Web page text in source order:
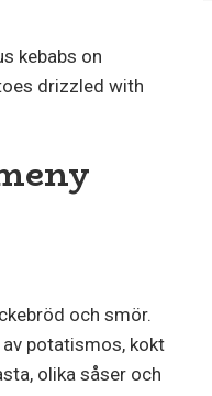
och smör.
av potatismos, kokt
olika såser och